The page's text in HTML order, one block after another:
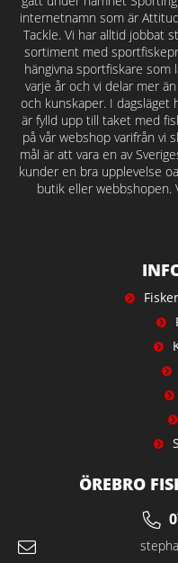
internetnamn som är
Tackle. Vi har alltid jobbat
sortiment med
hängivna sportfiskare som
varje år och vi delar mer
och kunskaper. I dagsläget
är fylld upp till taket med
på vår webshop varifrån vi
mål är att vara en av
kunder en bra upplevelse
butik eller webbshopen.
ÖREBRO